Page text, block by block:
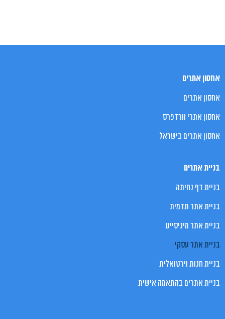
אחסון אתרים
אחסון אתרים
אחסון אתרי וורדפרס
אחסון אתרים בישראל
בניית אתרים
בניית דף נחיתה
בניית אתר תדמית
בניית אתר מיניסייט
בניית אתר עסקי
בניית חנות וירטואלית
בניית אתרים בהתאמה אישית